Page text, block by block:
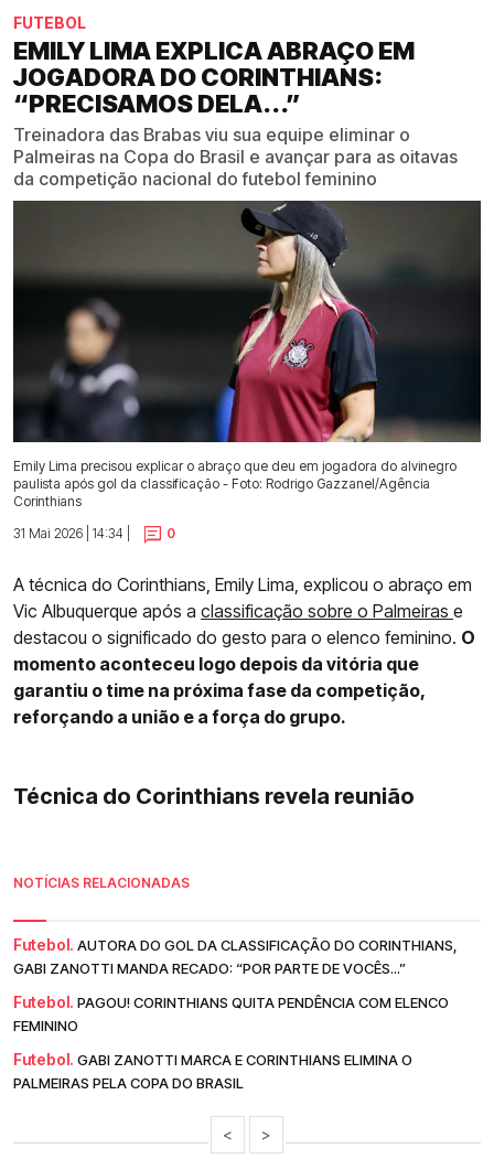
FUTEBOL
EMILY LIMA EXPLICA ABRAÇO EM
JOGADORA DO CORINTHIANS:
“PRECISAMOS DELA...”
Treinadora das Brabas viu sua equipe eliminar o
Palmeiras na Copa do Brasil e avançar para as oitavas
da competição nacional do futebol feminino
Emily Lima precisou explicar o abraço que deu em jogadora do alvinegro
paulista após gol da classificação - Foto: Rodrigo Gazzanel/Agência
Corinthians
31 Mai 2026 | 14:34 |
0
A técnica do Corinthians, Emily Lima, explicou o abraço em
Vic Albuquerque após a classificação sobre o Palmeiras e
destacou o significado do gesto para o elenco feminino. O
momento aconteceu logo depois da vitória que
garantiu o time na próxima fase da competição,
reforçando a união e a força do grupo.
Técnica do Corinthians revela reunião
NOTÍCIAS RELACIONADAS
Futebol. AUTORA DO GOL DA CLASSIFICAÇÃO DO CORINTHIANS,
GABI ZANOTTI MANDA RECADO: “POR PARTE DE VOCÊS...”
Futebol. PAGOU! CORINTHIANS QUITA PENDÊNCIA COM ELENCO
FEMININO
Futebol. GABI ZANOTTI MARCA E CORINTHIANS ELIMINA O
PALMEIRAS PELA COPA DO BRASIL
< >